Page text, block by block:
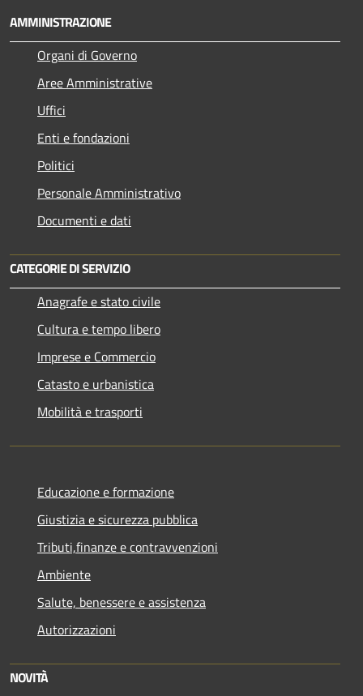
AMMINISTRAZIONE
Organi di Governo
Aree Amministrative
Uffici
Enti e fondazioni
Politici
Personale Amministrativo
Documenti e dati
CATEGORIE DI SERVIZIO
Anagrafe e stato civile
Cultura e tempo libero
Imprese e Commercio
Catasto e urbanistica
Mobilità e trasporti
Educazione e formazione
Giustizia e sicurezza pubblica
Tributi,finanze e contravvenzioni
Ambiente
Salute, benessere e assistenza
Autorizzazioni
NOVITÀ